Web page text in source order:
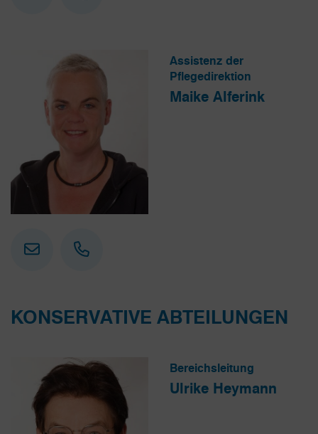
Assistenz der
Pflegedirektion
Maike Alferink
KONSERVATIVE ABTEILUNGEN
Bereichsleitung
Ulrike Heymann